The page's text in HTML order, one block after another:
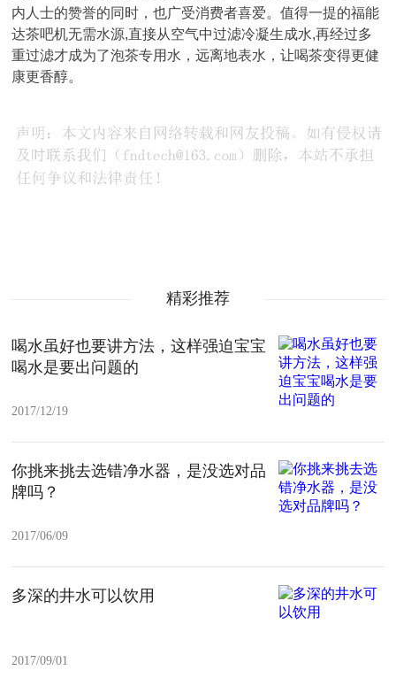
内人士的赞誉的同时，也广受消费者喜爱。值得一提的福能
达茶吧机无需水源,直接从空气中过滤冷凝生成水,再经过多
重过滤才成为了泡茶专用水，远离地表水，让喝茶变得更健
康更香醇。
精彩推荐
喝水虽好也要讲方法，这样强迫宝宝
喝水是要出问题的
2017/12/19
你挑来挑去选错净水器，是没选对品
牌吗？
2017/06/09
多深的井水可以饮用
2017/09/01